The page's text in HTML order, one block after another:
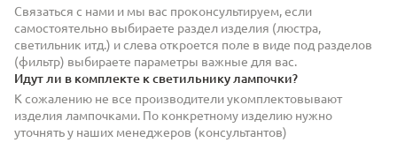
Связаться с нами и мы вас проконсультируем, если
самостоятельно выбираете раздел изделия (люстра,
светильник итд.) и слева откроется поле в виде под разделов
(фильтр) выбираете параметры важные для вас.
Идут ли в комплекте к светильнику лампочки?
К сожалению не все производители укомплектовывают
изделия лампочками. По конкретному изделию нужно
уточнять у наших менеджеров (консультантов)